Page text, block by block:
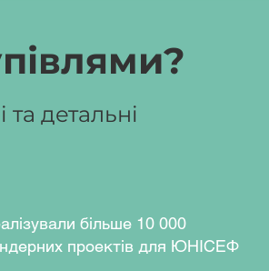
детальні
більше 10 000
проектів для ЮНІСЕФ